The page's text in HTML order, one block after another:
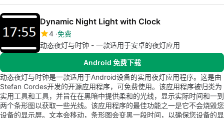
Dynamic Night Light with Clock
4 免费
动态夜灯与时钟 - 一款适用于安卓的夜灯应用
Android 免费下载
动态夜灯与时钟是一款适用于Android设备的实用夜灯应用程序。这是由
Stefan Cordes开发的开源应用程序，可免费使用。该应用程序被归类为
实用工具和工具，并旨在在黑暗中提供柔和的光线，显示实际时间和一到
两个条形图以获取一些光线。该应用程序的最佳功能之一是它不会烧毁您
设备的显示屏。文本会移动，条形图会变黑一段时间，以确保您设备的显